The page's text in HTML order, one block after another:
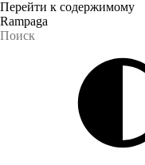
Перейти к содержимому
Rampaga